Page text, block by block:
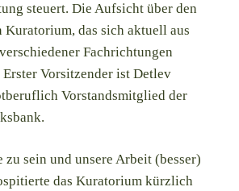
steuert. Die Aufsicht über den
Kuratorium, das sich aktuell aus
Fachrichtungen
Erster Vorsitzender ist Detlev
Vorstandsmitglied der
sein und unsere Arbeit (besser)
das Kuratorium kürzlich